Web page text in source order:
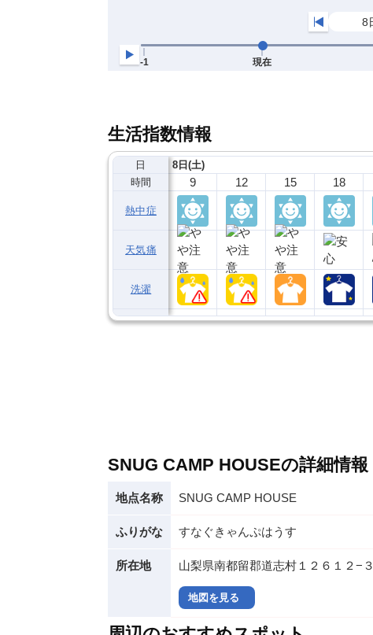
生活指数情報
日
時間
熱中症
天気痛
洗濯
8日(土)
9 12 15 18
SNUG CAMP HOUSEの詳細情報
地点名称 SNUG CAMP HOUSE
ふりがな すなぐきゃんぷはうす
所在地 山梨県南都留郡道志村１２６１２−３
地図を見る